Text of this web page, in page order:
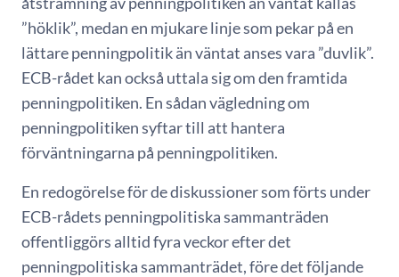
”höklik”, medan en mjukare linje som pekar på en
lättare penningpolitik än väntat anses vara ”duvlik”.
ECB-rådet kan också uttala sig om den framtida
penningpolitiken. En sådan vägledning om
penningpolitiken syftar till att hantera
förväntningarna på penningpolitiken.
En redogörelse för de diskussioner som förts under
ECB-rådets penningpolitiska sammanträden
offentliggörs alltid fyra veckor efter det
penningpolitiska sammanträdet, före det följande